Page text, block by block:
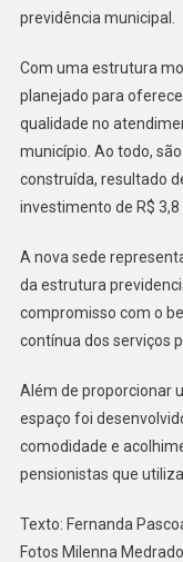
De
Em
previdência municipal.
Com uma estrutura
planejado para
qualidade no
município. Ao todo,
construída, resultado
investimento de R$ 3,8
A nova sede
da estrutura
compromisso com o
contínua dos serviços
Além de proporcionar
espaço foi
comodidade e
pensionistas que
Texto: Fernanda
Fotos Milenna Medrado